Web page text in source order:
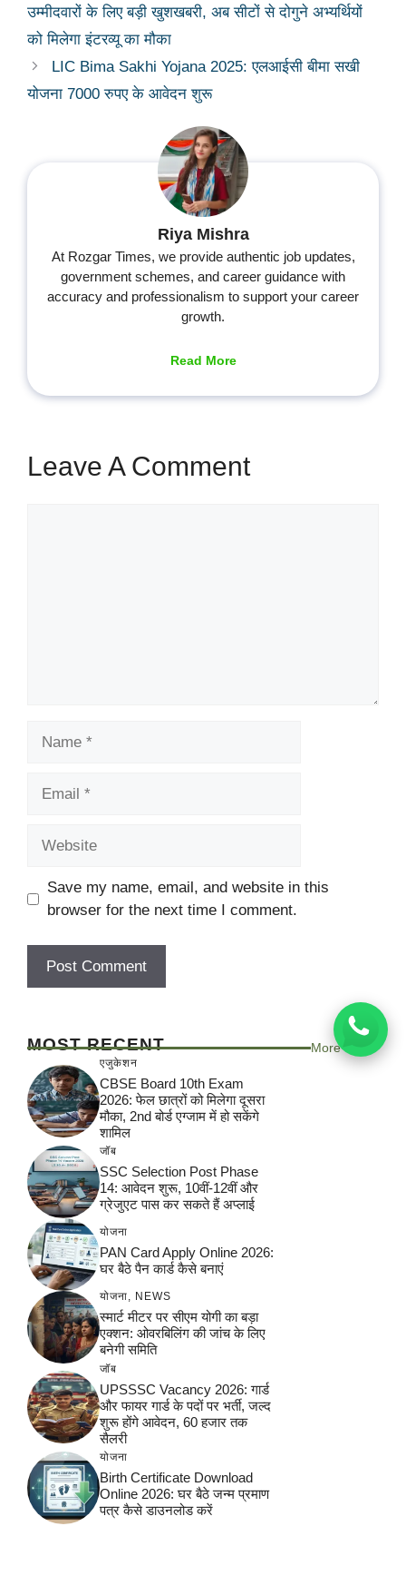
उम्मीदवारों के लिए बड़ी खुशखबरी, अब सीटों से दोगुने अभ्यर्थियों
को मिलेगा इंटरव्यू का मौका
LIC Bima Sakhi Yojana 2025: एलआईसी बीमा सखी
योजना 7000 रुपए के आवेदन शुरू
Riya Mishra
At Rozgar Times, we provide authentic job updates,
government schemes, and career guidance with
accuracy and professionalism to support your career
growth.
Read More
Leave A Comment
Save my name, email, and website in this
browser for the next time I comment.
MOST RECENT More
एजुकेशन
CBSE Board 10th Exam
2026: फेल छात्रों को मिलेगा दूसरा
मौका, 2nd बोर्ड एग्जाम में हो सकेंगे
शामिल
जॉब
SSC Selection Post Phase
14: आवेदन शुरू, 10वीं-12वीं और
ग्रेजुएट पास कर सकते हैं अप्लाई
योजना
PAN Card Apply Online 2026:
घर बैठे पैन कार्ड कैसे बनाएं
योजना, NEWS
स्मार्ट मीटर पर सीएम योगी का बड़ा
एक्शन: ओवरबिलिंग की जांच के लिए
बनेगी समिति
जॉब
UPSSSC Vacancy 2026: गार्ड
और फायर गार्ड के पदों पर भर्ती, जल्द
शुरू होंगे आवेदन, 60 हजार तक
सैलरी
योजना
Birth Certificate Download
Online 2026: घर बैठे जन्म प्रमाण
पत्र कैसे डाउनलोड करें